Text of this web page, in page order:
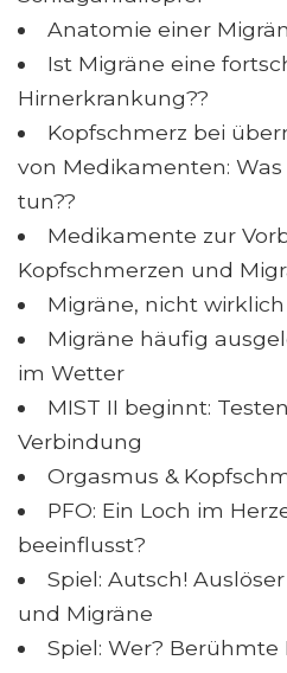
Anatomie einer
Ist Migräne eine
Hirnerkrankung??
Kopfschmerz bei
von Medikamenten: Was
tun??
Medikamente zur
Kopfschmerzen und
Migräne, nicht
Migräne häufig
im Wetter
MIST II beginnt:
Verbindung
Orgasmus &
PFO: Ein Loch im
beeinflusst?
Spiel: Autsch!
und Migräne
Spiel: Wer?